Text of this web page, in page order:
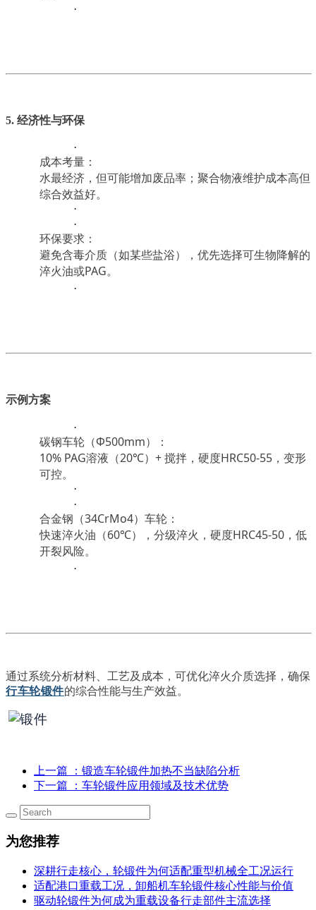
·
5. 经济性与环保
·
成本考量：
水最经济，但可能增加废品率；聚合物液维护成本高但
综合效益好。
·
·
环保要求：
避免含毒介质（如某些盐浴），优先选择可生物降解的
淬火油或PAG。
·
示例方案
·
碳钢车轮（Φ500mm）：
10% PAG溶液（20℃）+ 搅拌，硬度HRC50-55，变形
可控。
·
·
合金钢（34CrMo4）车轮：
快速淬火油（60℃），分级淬火，硬度HRC45-50，低
开裂风险。
·
通过系统分析材料、工艺及成本，可优化淬火介质选择，确保
行车轮锻件的综合性能与生产效益。
上一篇
：锻造车轮锻件加热不当缺陷分析
下一篇
：车轮锻件应用领域及技术优势
为您推荐
深耕行走核心，轮锻件为何适配重型机械全工况运行
适配港口重载工况，卸船机车轮锻件核心性能与价值
驱动轮锻件为何成为重载设备行走部件主流选择